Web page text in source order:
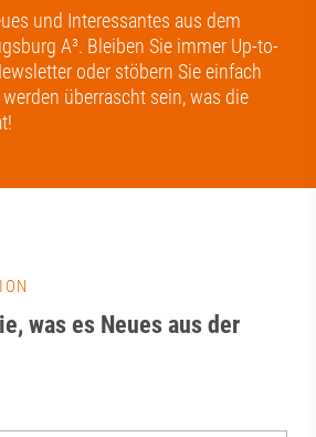
und Interessantes aus dem
A³. Bleiben Sie immer Up-to-
oder stöbern Sie einfach
überrascht sein, was die
was es Neues aus der